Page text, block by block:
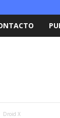
Droid X